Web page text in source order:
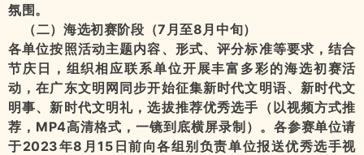
氛围。
（二）海选初赛阶段（7月至8月中旬）
各单位按照活动主题内容、形式、评分标准等要求，结合
节庆日，组织相应联系单位开展丰富多彩的海选初赛活
动，在广东文明网同步开始征集新时代文明语、新时代文
明事、新时代文明礼，选拔推荐优秀选手（以视频方式推
荐，MP4高清格式，一镜到底横屏录制）。各参赛单位请
于2023年8月15日前向各组别负责单位报送优秀选手视